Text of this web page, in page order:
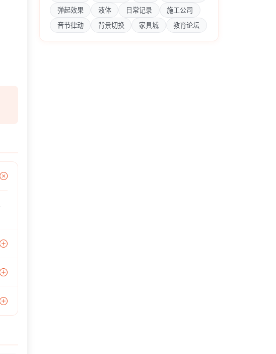
弹起效果
液体 日常记录
施工公司
音节律动
背景切换 家具城 教育论坛